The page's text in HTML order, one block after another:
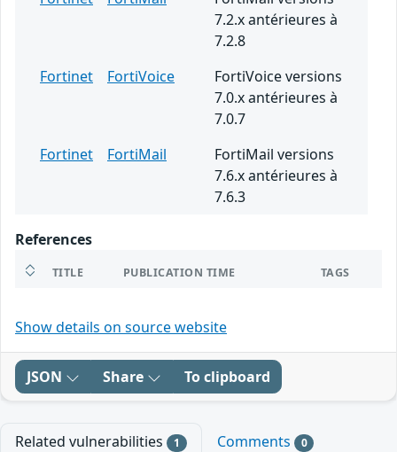
7.2.x antérieures à
7.2.8
Fortinet
FortiVoice
FortiVoice versions
7.0.x antérieures à
7.0.7
Fortinet
FortiMail
FortiMail versions
7.6.x antérieures à
7.6.3
References
TITLE PUBLICATION TIME TAGS
Show details on source website
JSON Share To clipboard
Related vulnerabilities 1 Comments 0